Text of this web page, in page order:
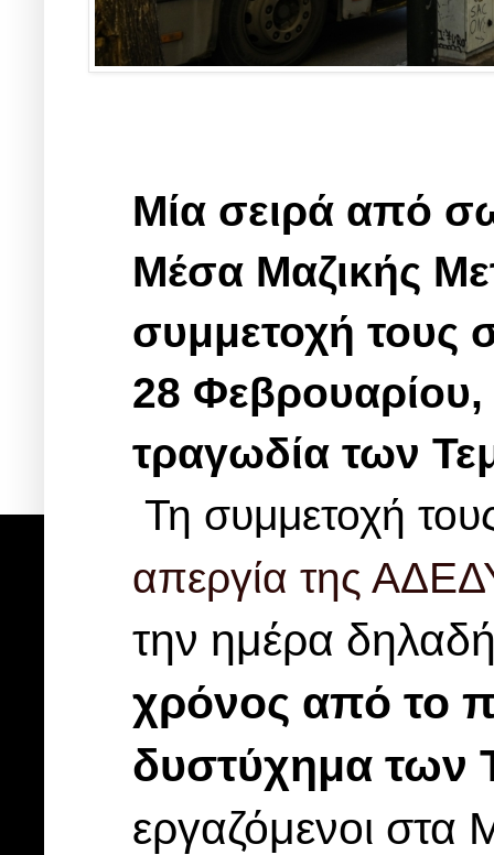
Μία σειρά από
Μέσα Μαζικής
συμμετοχή τους
28
τραγωδία των
Τη συμμετοχή
απεργία της
την ημέρα
χρόνος από το
δυστύχημα των
εργαζόμενοι